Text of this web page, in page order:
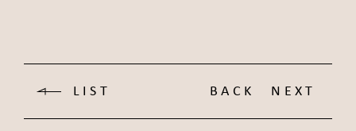
LIST BACK NEXT